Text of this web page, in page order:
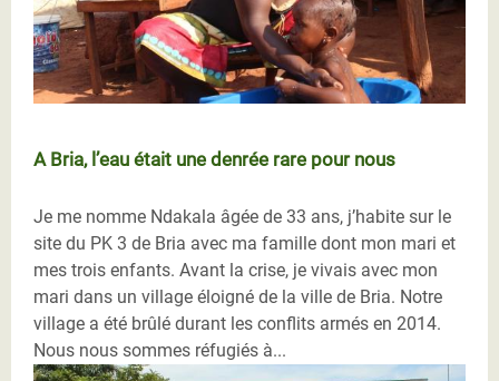
A Bria, l’eau était une denrée rare pour nous
Je me nomme Ndakala âgée de 33 ans, j’habite sur le
site du PK 3 de Bria avec ma famille dont mon mari et
mes trois enfants. Avant la crise, je vivais avec mon
mari dans un village éloigné de la ville de Bria. Notre
village a été brûlé durant les conflits armés en 2014.
Nous nous sommes réfugiés à...